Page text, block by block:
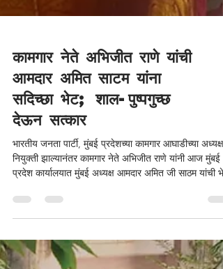
कामगार नेते अभिजीत राणे यांची
आमदार अमित साटम यांना
सदिच्छा भेट; शाल-पुष्पगुच्छ
देऊन सत्कार
भारतीय जनता पार्टी, मुंबई प्रदेशच्या कामगार आघाडीच्या अध्यक्ष
प्रदेश कार्यालयात मुंबई अध्यक्ष आमदार अमित जी साठम यांची भेट
घेतली व त्यांचा शाल व पुष्पगुच्छ देऊन सत्कार केला.. भारतीय
झाली! #BJP #Mumbai #जनसेवा #AmeetSatam
#abhijeetrane #AR